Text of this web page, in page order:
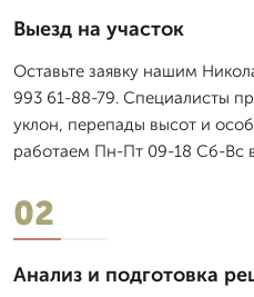
Выезд на участок
Оставьте заявку нашим
993 61-88-79. Специалисты
уклон, перепады высот и
работаем Пн-Пт 09-18 Сб-Вс
02
Анализ и подготовка